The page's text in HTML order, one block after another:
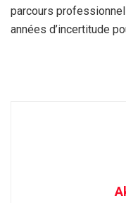
parcours
années d’incertitude